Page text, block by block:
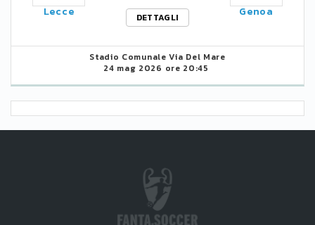
Lecce
DETTAGLI
Genoa
Stadio Comunale Via Del Mare
24 mag 2026 ore 20:45